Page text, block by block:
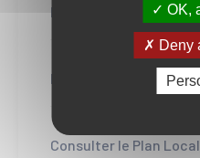
Demandes de
Demande
Consulter le Plan
OK,
Deny